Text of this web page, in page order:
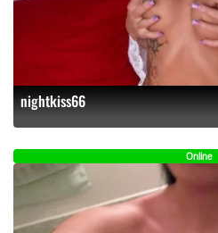
nightkiss66
Online